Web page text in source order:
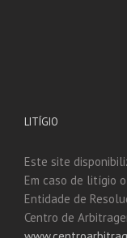
LITÍGIO
Este site
Em caso de litígio
Entidade de
Centro de